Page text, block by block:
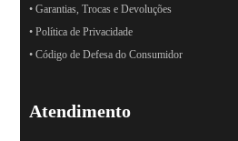
• Garantias, Trocas e Devoluções
• Política de Privacidade
• Código de Defesa do Consumidor
Atendimento